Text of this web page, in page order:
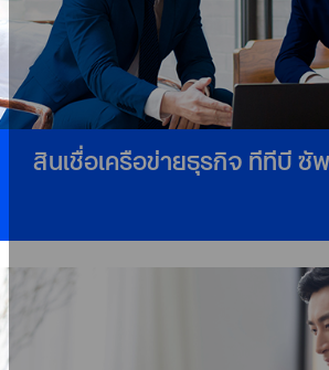
สินเชื่อเครือข่ายธุรกิจ ทีทีบี ซั